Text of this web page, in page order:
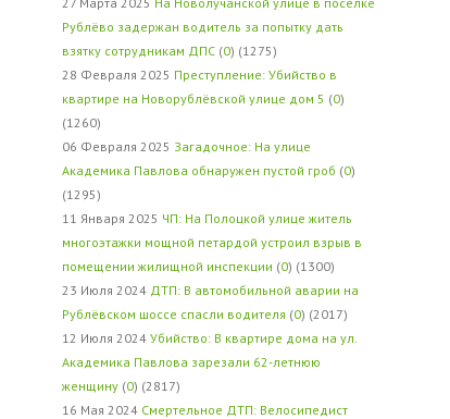
Рублёво задержан водитель за попытку дать
взятку сотрудникам ДПС (0) (1275)
28 Февраля 2025 Преступление: Убийство в
квартире на Новорублёвской улице дом 5 (0)
(1260)
06 Февраля 2025 Загадочное: На улице
Академика Павлова обнаружен пустой гроб (0)
(1295)
11 Января 2025 ЧП: На Полоцкой улице житель
многоэтажки мощной петардой устроил взрыв в
помещении жилищной инспекции (0) (1300)
23 Июля 2024 ДТП: В автомобильной аварии на
Рублёвском шоссе спасли водителя (0) (2017)
12 Июля 2024 Убийство: В квартире дома на ул.
Академика Павлова зарезали 62-летнюю
женщину (0) (2817)
16 Мая 2024 Смертельное ДТП: Велосипедист